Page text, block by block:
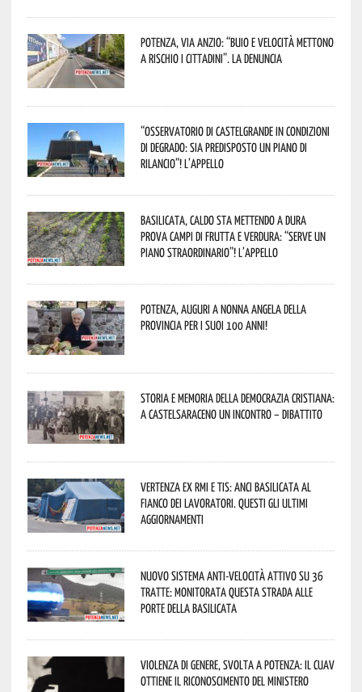
Potenza, Via Anzio: “Buio e velocità mettono
a rischio i cittadini”. La denuncia
“Osservatorio di Castelgrande in condizioni
di degrado: sia predisposto un piano di
rilancio”! L’appello
Basilicata, caldo sta mettendo a dura
prova campi di frutta e verdura: “Serve un
piano straordinario”! L’appello
Potenza, auguri a nonna Angela della
provincia per i suoi 100 anni!
Storia e memoria della Democrazia Cristiana:
a Castelsaraceno un incontro – dibattito
Vertenza ex RMI e TIS: ANCI Basilicata al
fianco dei lavoratori. Questi gli ultimi
aggiornamenti
Nuovo sistema anti-velocità attivo su 36
tratte: monitorata questa strada alle
porte della Basilicata
Violenza di genere, svolta a Potenza: il CUAV
ottiene il riconoscimento del Ministero